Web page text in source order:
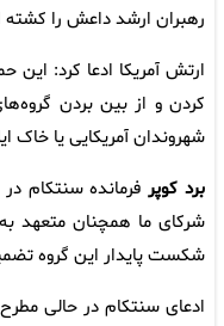
رهبران ارشد داعش را کشته
ارتش آمریکا ادعا کرد:
کردن و از بین بردن
شهروندان آمریکایی یا خاک
برد کوپر فرمانده سنتکام
شرکای ما همچنان متعهد
شکست پایدار این گروه
ادعای سنتکام در حالی